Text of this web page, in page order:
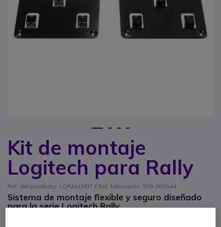
Kit de montaje
Logitech para Rally
Ref. del producto: LORALLYKIT // Ref. fabricante: 939-001644
Sistema de montaje flexible y seguro diseñado
para la serie Logitech Rally
Saltar al comienzo de la galería de imágenes